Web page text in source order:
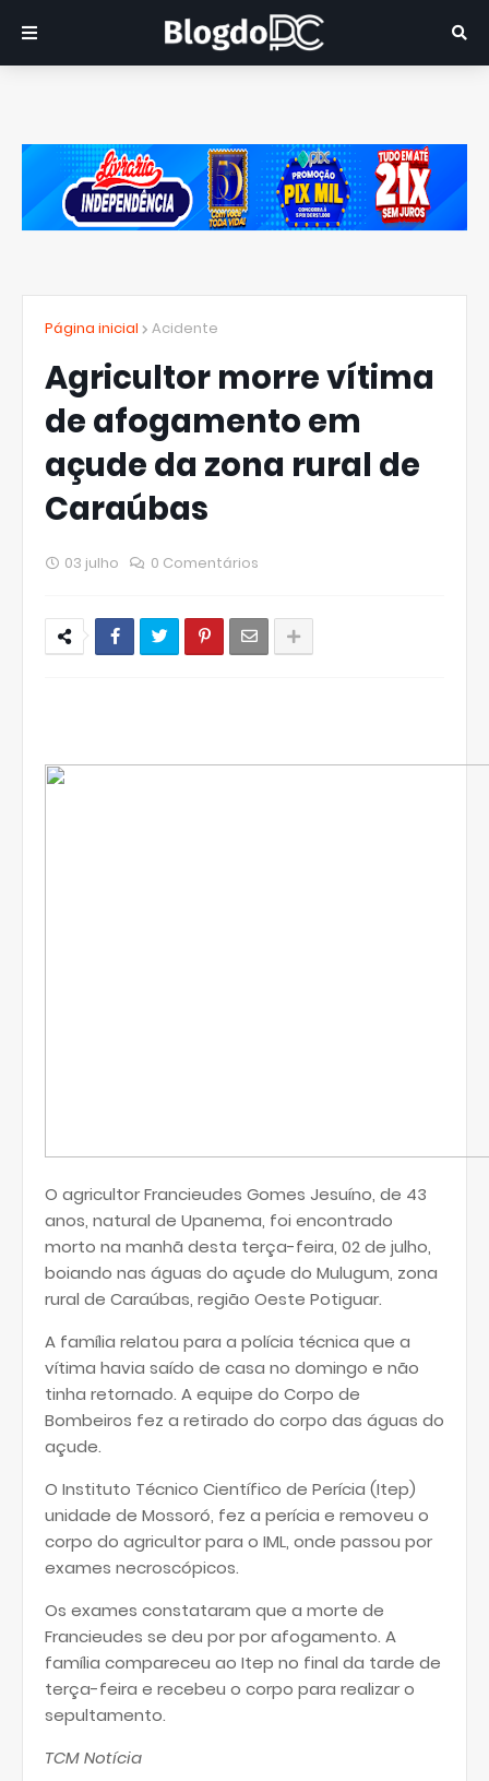
Página inicial Acidente
Agricultor morre vítima
de afogamento em
açude da zona rural de
Caraúbas
03 julho 0 Comentários
O agricultor Francieudes Gomes Jesuíno, de 43
anos, natural de Upanema, foi encontrado
morto na manhã desta terça-feira, 02 de julho,
boiando nas águas do açude do Mulugum, zona
rural de Caraúbas, região Oeste Potiguar.
A família relatou para a polícia técnica que a
vítima havia saído de casa no domingo e não
tinha retornado. A equipe do Corpo de
Bombeiros fez a retirado do corpo das águas do
açude.
O Instituto Técnico Científico de Perícia (Itep)
unidade de Mossoró, fez a perícia e removeu o
corpo do agricultor para o IML, onde passou por
exames necroscópicos.
Os exames constataram que a morte de
Francieudes se deu por por afogamento. A
família compareceu ao Itep no final da tarde de
terça-feira e recebeu o corpo para realizar o
sepultamento.
TCM Notícia